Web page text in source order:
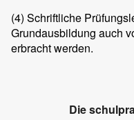
(4) Schriftliche
Grundausbildung auch
erbracht werden.
Die